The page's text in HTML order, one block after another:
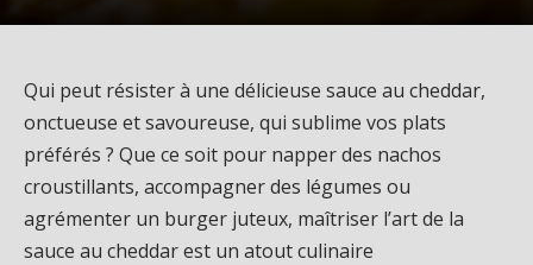
Qui peut résister à une délicieuse sauce au cheddar,
onctueuse et savoureuse, qui sublime vos plats
préférés ? Que ce soit pour napper des nachos
croustillants, accompagner des légumes ou
agrémenter un burger juteux, maîtriser l’art de la
sauce au cheddar est un atout culinaire